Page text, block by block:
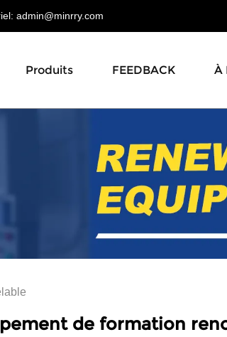
admin@minrry.com
Produits FEEDBACK À
de formation